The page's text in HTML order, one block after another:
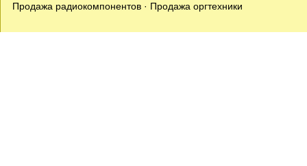
Продажа радиокомпонентов · Продажа оргтехники